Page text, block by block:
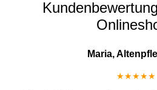
Maria,
★★★★★